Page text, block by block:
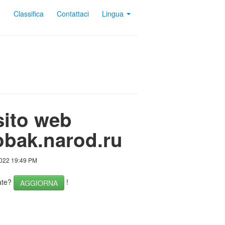
Classifica Contattaci Lingua
web
19:49 PM
AGGIORNA !